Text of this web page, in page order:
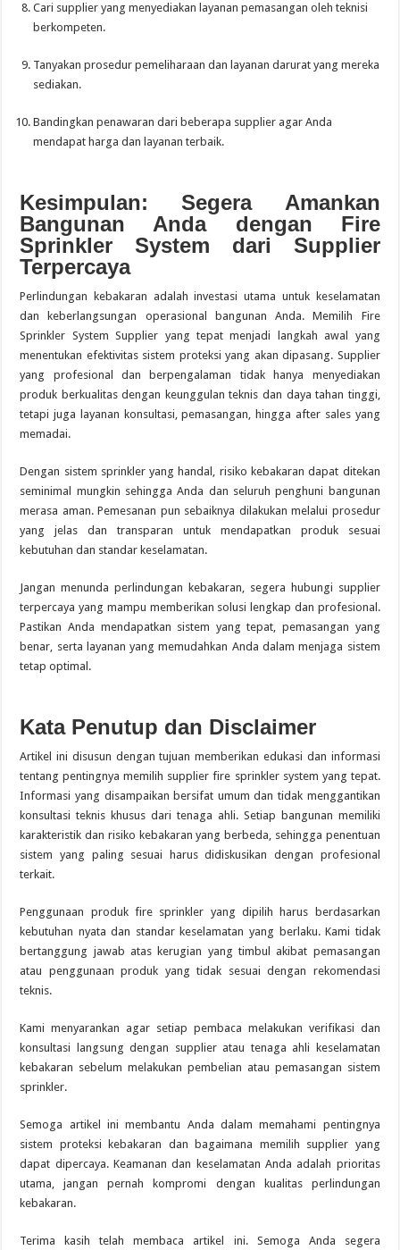
Cari supplier yang menyediakan layanan pemasangan oleh teknisi
berkompeten.
Tanyakan prosedur pemeliharaan dan layanan darurat yang mereka
sediakan.
Bandingkan penawaran dari beberapa supplier agar Anda
mendapat harga dan layanan terbaik.
Kesimpulan: Segera Amankan
Bangunan Anda dengan Fire
Sprinkler System dari Supplier
Terpercaya
Perlindungan kebakaran adalah investasi utama untuk keselamatan
dan keberlangsungan operasional bangunan Anda. Memilih Fire
Sprinkler System Supplier yang tepat menjadi langkah awal yang
menentukan efektivitas sistem proteksi yang akan dipasang. Supplier
yang profesional dan berpengalaman tidak hanya menyediakan
produk berkualitas dengan keunggulan teknis dan daya tahan tinggi,
tetapi juga layanan konsultasi, pemasangan, hingga after sales yang
memadai.
Dengan sistem sprinkler yang handal, risiko kebakaran dapat ditekan
seminimal mungkin sehingga Anda dan seluruh penghuni bangunan
merasa aman. Pemesanan pun sebaiknya dilakukan melalui prosedur
yang jelas dan transparan untuk mendapatkan produk sesuai
kebutuhan dan standar keselamatan.
Jangan menunda perlindungan kebakaran, segera hubungi supplier
terpercaya yang mampu memberikan solusi lengkap dan profesional.
Pastikan Anda mendapatkan sistem yang tepat, pemasangan yang
benar, serta layanan yang memudahkan Anda dalam menjaga sistem
tetap optimal.
Kata Penutup dan Disclaimer
Artikel ini disusun dengan tujuan memberikan edukasi dan informasi
tentang pentingnya memilih supplier fire sprinkler system yang tepat.
Informasi yang disampaikan bersifat umum dan tidak menggantikan
konsultasi teknis khusus dari tenaga ahli. Setiap bangunan memiliki
karakteristik dan risiko kebakaran yang berbeda, sehingga penentuan
sistem yang paling sesuai harus didiskusikan dengan profesional
terkait.
Penggunaan produk fire sprinkler yang dipilih harus berdasarkan
kebutuhan nyata dan standar keselamatan yang berlaku. Kami tidak
bertanggung jawab atas kerugian yang timbul akibat pemasangan
atau penggunaan produk yang tidak sesuai dengan rekomendasi
teknis.
Kami menyarankan agar setiap pembaca melakukan verifikasi dan
konsultasi langsung dengan supplier atau tenaga ahli keselamatan
kebakaran sebelum melakukan pembelian atau pemasangan sistem
sprinkler.
Semoga artikel ini membantu Anda dalam memahami pentingnya
sistem proteksi kebakaran dan bagaimana memilih supplier yang
dapat dipercaya. Keamanan dan keselamatan Anda adalah prioritas
utama, jangan pernah kompromi dengan kualitas perlindungan
kebakaran.
Terima kasih telah membaca artikel ini. Semoga Anda segera